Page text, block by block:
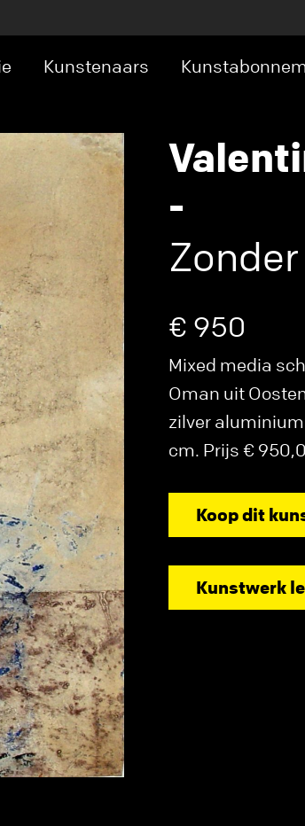
Kunstenaars
-
€ 950
Mixed media
Oman uit
zilver
cm. Prijs €
Koop dit
Kunstwerk